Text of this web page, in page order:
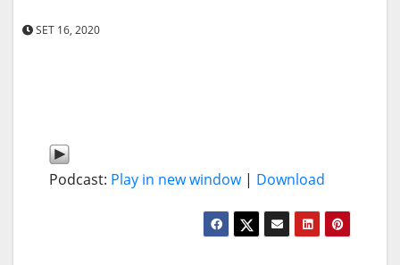
SET 16, 2020
Podcast: Play in new window| Download